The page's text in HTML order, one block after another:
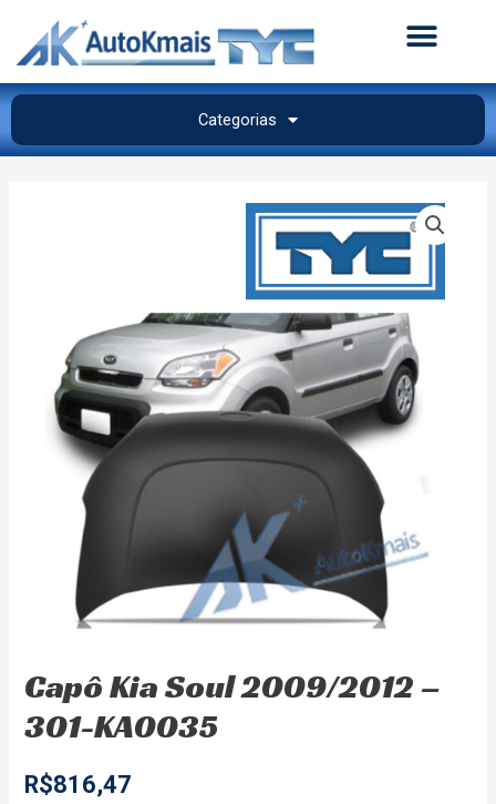
Categorias
Capô Kia Soul 2009/2012 –
301-KA0035
R$816,47